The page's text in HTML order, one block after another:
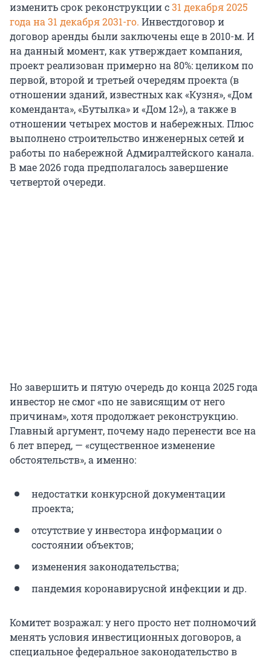
изменить срок реконструкции с31 декабря 2025
года на 31 декабря 2031-го. Инвестдоговор и
договор аренды были заключены еще в 2010-м. И
на данный момент, как утверждает компания,
проект реализован примерно на 80%: целиком по
первой, второй и третьей очередям проекта (в
отношении зданий, известных как «Кузня», «Дом
коменданта», «Бутылка» и «Дом 12»), а также в
отношении четырех мостов и набережных. Плюс
выполнено строительство инженерных сетей и
работы по набережной Адмиралтейского канала.
В мае 2026 года предполагалось завершение
четвертой очереди.
Но завершить и пятую очередь до конца 2025 года
инвестор не смог «по не зависящим от него
причинам», хотя продолжает реконструкцию.
Главный аргумент, почему надо перенести все на
6 лет вперед, — «существенное изменение
обстоятельств», а именно:
недостатки конкурсной документации
проекта;
отсутствие у инвестора информации о
состоянии объектов;
изменения законодательства;
пандемия коронавирусной инфекции и др.
Комитет возражал: у него просто нет полномочий
менять условия инвестиционных договоров, а
специальное федеральное законодательство в